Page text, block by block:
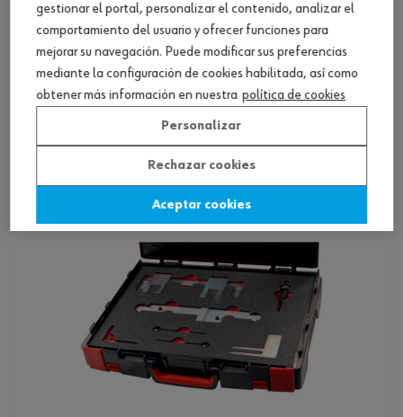
Set herr. sincr. BMW Vanos 3 pzas.
Ver producto
gestionar el portal, personalizar el contenido, analizar el
comportamiento del usuario y ofrecer funciones para
mejorar su navegación. Puede modificar sus preferencias
mediante la configuración de cookies habilitada, así como
obtener más información en nuestra política de cookies
Personalizar
Rechazar cookies
Aceptar cookies